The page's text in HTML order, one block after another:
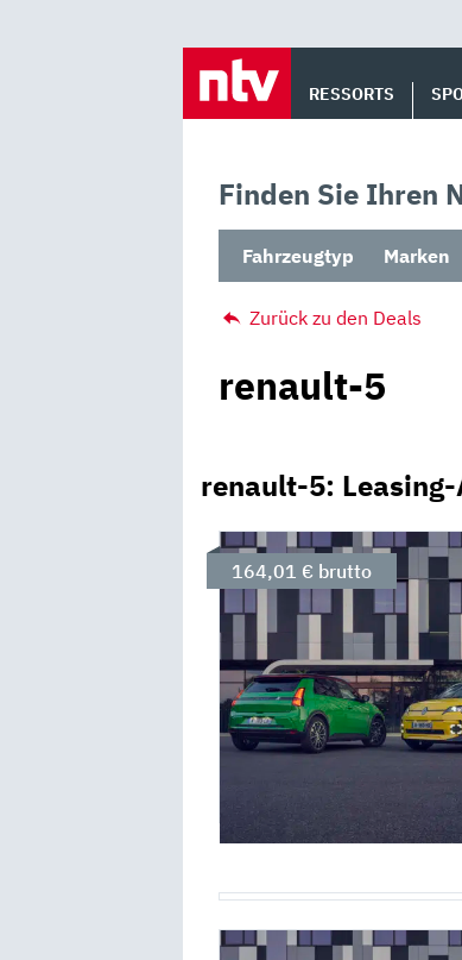
RESSORTS
Finden Sie Ihren
Fahrzeugtyp Marken
Zurück zu den Deals
renault-5
renault-5:
164,01 € brutto